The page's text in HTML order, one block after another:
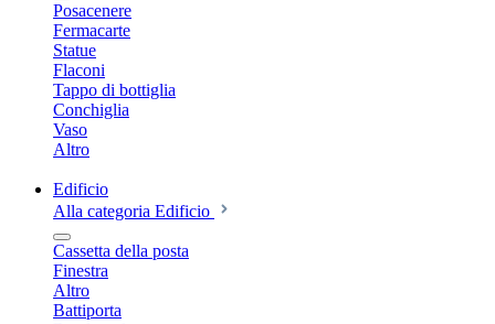
Posacenere
Fermacarte
Statue
Flaconi
Tappo di bottiglia
Conchiglia
Vaso
Altro
Edificio
Alla categoria Edificio
Cassetta della posta
Finestra
Altro
Battiporta